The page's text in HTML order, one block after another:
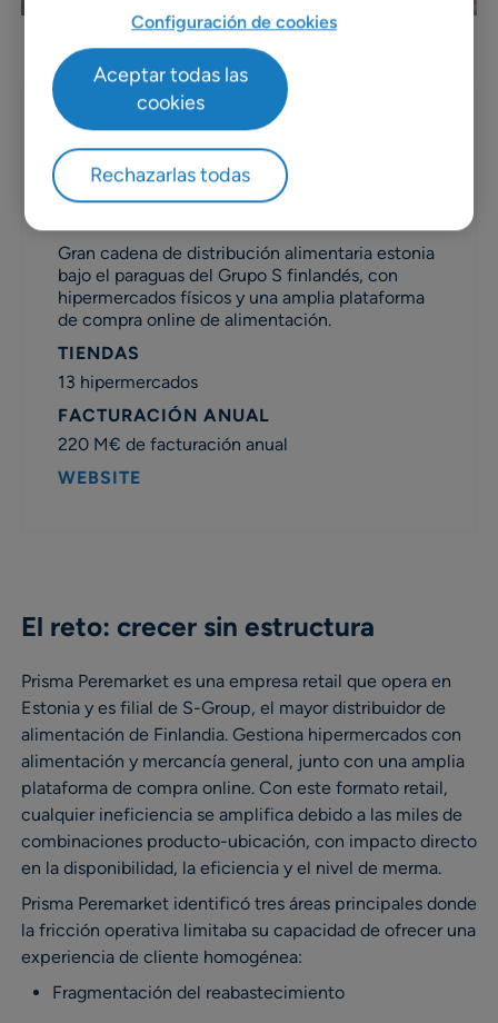
Gran cadena de distribución alimentaria estonia
bajo el paraguas del Grupo S finlandés, con
hipermercados físicos y una amplia plataforma
de compra online de alimentación.
TIENDAS
13 hipermercados
FACTURACIÓN ANUAL
220 M€ de facturación anual
WEBSITE
El reto: crecer sin estructura
Prisma Peremarket es una empresa retail que opera en
Estonia y es filial de S-Group, el mayor distribuidor de
alimentación de Finlandia. Gestiona hipermercados con
alimentación y mercancía general, junto con una amplia
plataforma de compra online. Con este formato retail,
cualquier ineficiencia se amplifica debido a las miles de
combinaciones producto-ubicación, con impacto directo
en la disponibilidad, la eficiencia y el nivel de merma.
Prisma Peremarket identificó tres áreas principales donde
la fricción operativa limitaba su capacidad de ofrecer una
experiencia de cliente homogénea:
Fragmentación del reabastecimiento
Configuración de cookies
Rechazarlas todas
Aceptar todas las
cookies